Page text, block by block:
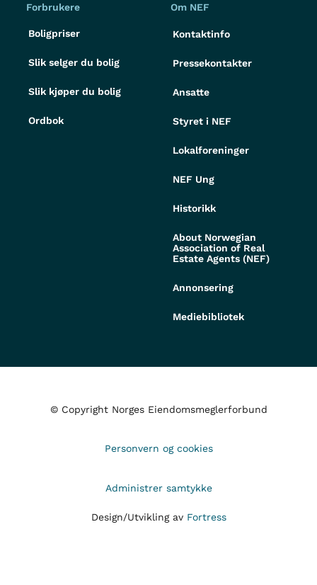
Forbrukere
Boligpriser
Slik selger du bolig
Slik kjøper du bolig
Ordbok
Om NEF
Kontaktinfo
Pressekontakter
Ansatte
Styret i NEF
Lokalforeninger
NEF Ung
Historikk
About Norwegian
Association of Real
Estate Agents (NEF)
Annonsering
Mediebibliotek
© Copyright Norges Eiendomsmeglerforbund
Personvern og cookies
Administrer samtykke
Design/Utvikling av Fortress